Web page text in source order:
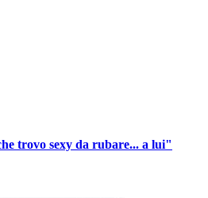
trovo sexy da rubare... a lui"